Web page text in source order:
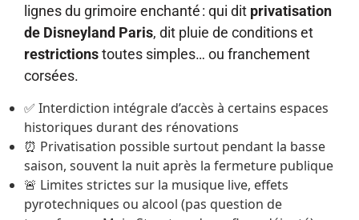
lignes du grimoire enchanté : qui dit privatisation
de Disneyland Paris, dit pluie de conditions et
restrictionstoutes simples… ou franchement
corsées.
✅ Interdiction intégrale d’accès à certains espaces
historiques durant des rénovations
⏰ Privatisation possible surtout pendant la basse
saison, souvent la nuit après la fermeture publique
🚨 Limites strictes sur la musique live, effets
pyrotechniques ou alcool (pas question de